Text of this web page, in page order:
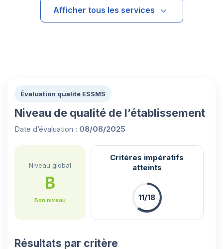
Afficher tous les services
Évaluation qualité ESSMS
Niveau de qualité de l’établissement
Date d’évaluation : 08/08/2025
Niveau global
B
Bon niveau
Critères impératifs
atteints
11/18
Résultats par critère